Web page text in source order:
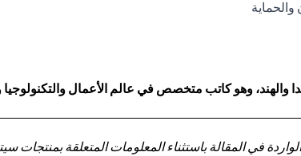
والهند، وهو كاتب متخصص في عالم الأعمال
في المقالة باستثناء المعلومات المتعلقة بمنتجات